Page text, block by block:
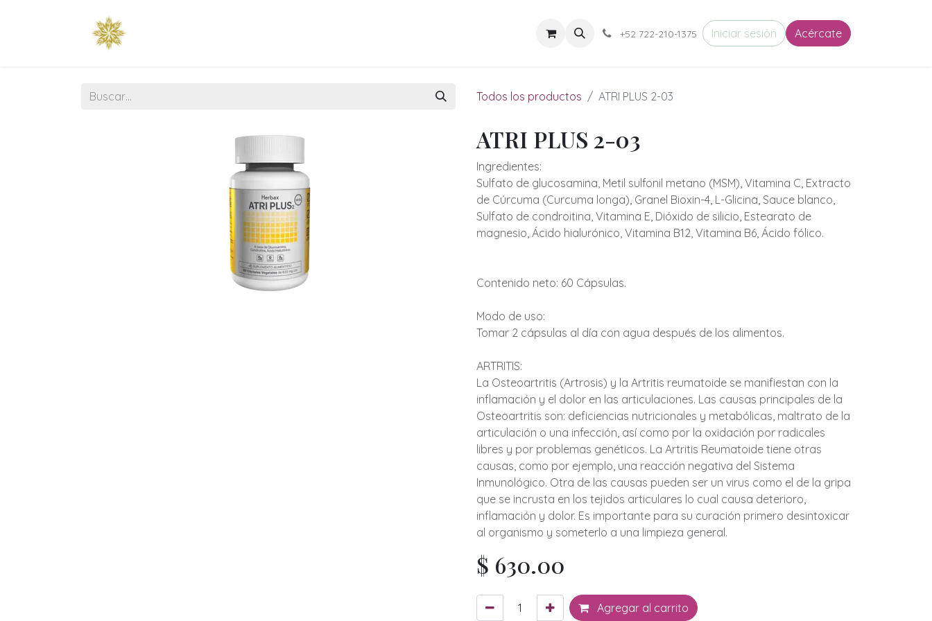
Cuerpo en Armonía Saberes en Movimiento Circulo de Almas Puertas de Entrada
+52 722-210-1375 Iniciar sesión Acércate
Todos los productos ATRI PLUS 2-03
ATRI PLUS 2-03
Ingredientes:
Sulfato de glucosamina, Metil sulfonil metano (MSM), Vitamina C, Extracto
de Cúrcuma (Curcuma longa), Granel Bioxin-4, L-Glicina, Sauce blanco,
Sulfato de condroitina, Vitamina E, Dióxido de silicio, Estearato de
magnesio, Ácido hialurónico, Vitamina B12, Vitamina B6, Ácido fólico.
Contenido neto: 60 Cápsulas.
Modo de uso:
Tomar 2 cápsulas al día con agua después de los alimentos.
ARTRITIS:
La Osteoartritis (Artrosis) y la Artritis reumatoide se manifiestan con la
inflamación y el dolor en las articulaciones. Las causas principales de la
Osteoartritis son: deficiencias nutricionales y metabólicas, maltrato de la
articulación o una infección, así como por la oxidación por radicales
libres y por problemas genéticos. La Artritis Reumatoide tiene otras
causas, como por ejemplo, una reacción negativa del Sistema
Inmunológico. Otra de las causas pueden ser un virus como el de la gripa
que se incrusta en los tejidos articulares lo cual causa deterioro,
inflamación y dolor. Es importante para su curación primero desintoxicar
al organismo y someterlo a una limpieza general.
$ 630.00
Agregar al carrito